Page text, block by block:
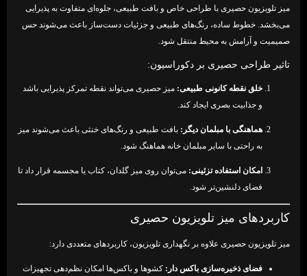
میز تلویزیون حصیری با طراحی خاص و بافت طبیعی، جلوه‌ای متفاوت به پذیرایی
می‌بخشد. خطوط ساده، رنگ‌های طبیعی و جزئیات دست‌ساز باعث می‌شوند حس
صمیمیت و آرامش به محیط منتقل شود.
تاثیر طراحی حصیری بر دکوراسیون:
خلق نقطه کانونی طبیعی: میز حصیری می‌تواند نقطه تمرکز پذیرایی باشد
و جذابیت بصری ایجاد کند.
هماهنگی با مبلمان دیگر: بافت طبیعی و رنگ‌های خنثی باعث می‌شوند میز
به راحتی با سایر مبلمان خانه هماهنگ شود.
امکان استفاده تزئینی: می‌توان روی میز گلدان، کتاب یا مجسمه قرار داد تا
فضای دلنشین‌تر شود.
کاربردهای میز تلویزیون حصیری
میز تلویزیون حصیری علاوه بر نگهداری تلویزیون، کاربردهای متعددی دارد:
فضای ذخیره‌سازی باکس دار: کشوها و باکس‌ها امکان نظم‌دهی تجهیزات